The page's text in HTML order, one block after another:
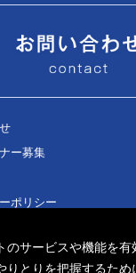
のサービスや機能を有
りとりを把握するた
ー募集
ポリシー